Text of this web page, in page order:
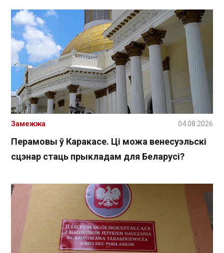
Перамовы ў Каракасе. Ці можа венесуэльскі
сцэнар стаць прыкладам для Беларусі?
Замежжа 04.08.2026